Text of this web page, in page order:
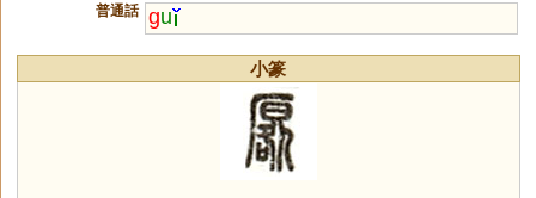
普通話 gu
小篆